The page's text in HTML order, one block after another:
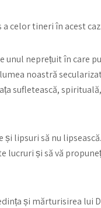
celor tineri în acest caz.
neprețuit în care
noastră
sufletească,
lipsuri să nu
lucruri și să vă
și mărturisirea lui